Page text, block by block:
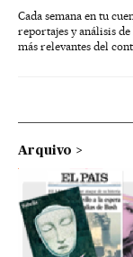
Cada semana en tu
reportajes y análisis
más relevantes del
Arquivo